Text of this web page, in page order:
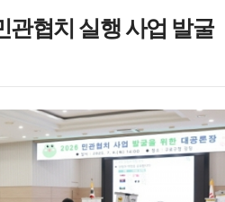
관협치 실행 사업 발굴